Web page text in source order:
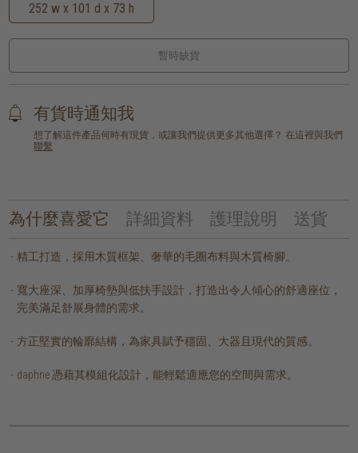
252 w x 101 d x 73 h
暫時缺貨
有貨時通知我
想了解這件產品何時有現貨，或讓我們提供更多其他選擇？ 在這裡與我們
聯繫
為什麼喜愛它 詳細資料 護理說明 送貨
精工打造，採用木質框架、奢華的毛圈布料與木質椅腳。
寬大座深、加厚椅墊與低扶手設計，打造出令人傾心的舒適座位，
完美滿足舒展身體的需求。
方正堅實的輪廓結構，為家具賦予穩固、大器且現代的質感。
daphne 憑藉其模組化設計，能輕鬆適應您的空間與需求。